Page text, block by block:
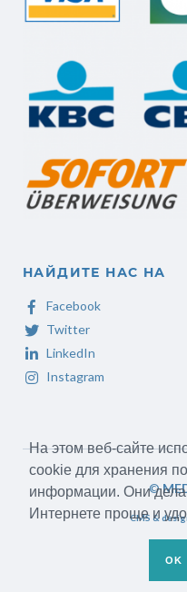
На этом веб-сайте
cookie для хранения
информации. Они
Интернете проще и
OK
НАЙДИТЕ НАС НА
Facebook
Twitter
LinkedIn
Instagram
©
CMS &